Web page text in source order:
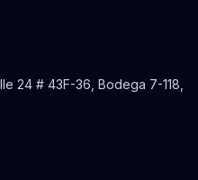
24 # 43F-36, Bodega 7-118,